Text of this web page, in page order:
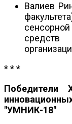
Валиев
* * *
Победители
"УМНИК-18"